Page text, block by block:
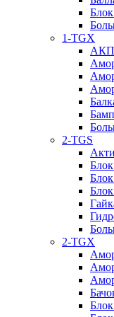
1-TGX
2-TGS
2-TGX